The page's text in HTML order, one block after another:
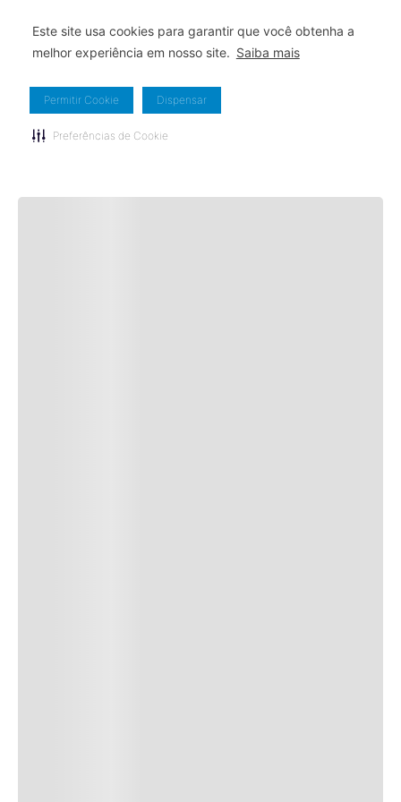
Este site usa cookies para garantir que você obtenha a
melhor experiência em nosso site. Saiba mais
Permitir Cookie Dispensar
Preferências de Cookie